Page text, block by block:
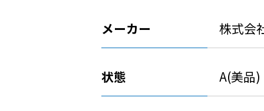
メーカー 株式会
状態 A(美品)